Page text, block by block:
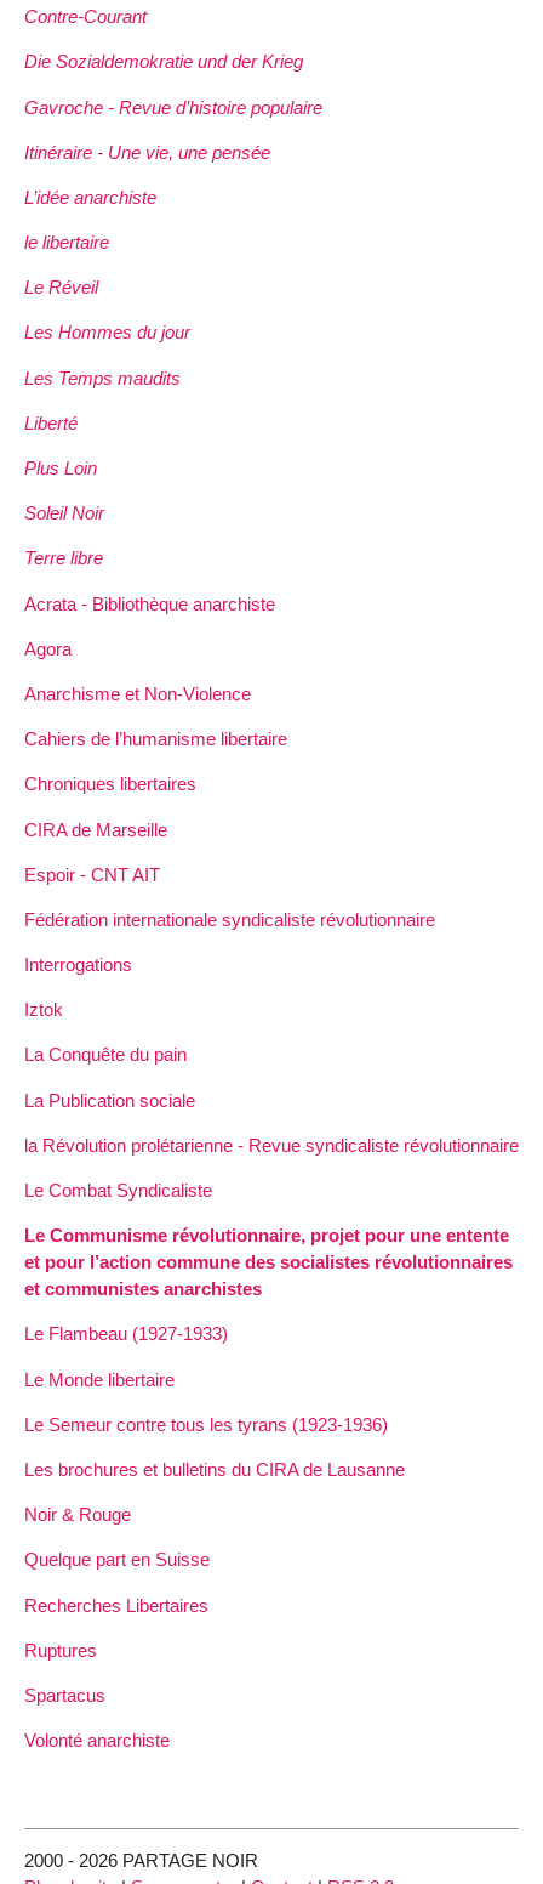
Contre-Courant
Die Sozialdemokratie und der Krieg
Gavroche - Revue d’histoire populaire
Itinéraire - Une vie, une pensée
L’idée anarchiste
le libertaire
Le Réveil
Les Hommes du jour
Les Temps maudits
Liberté
Plus Loin
Soleil Noir
Terre libre
Acrata - Bibliothèque anarchiste
Agora
Anarchisme et Non-Violence
Cahiers de l’humanisme libertaire
Chroniques libertaires
CIRA de Marseille
Espoir - CNT AIT
Fédération internationale syndicaliste révolutionnaire
Interrogations
Iztok
La Conquête du pain
La Publication sociale
la Révolution prolétarienne - Revue syndicaliste révolutionnaire
Le Combat Syndicaliste
Le Communisme révolutionnaire, projet pour une entente
et pour l’action commune des socialistes révolutionnaires
et communistes anarchistes
Le Flambeau (1927-1933)
Le Monde libertaire
Le Semeur contre tous les tyrans (1923-1936)
Les brochures et bulletins du CIRA de Lausanne
Noir & Rouge
Quelque part en Suisse
Recherches Libertaires
Ruptures
Spartacus
Volonté anarchiste
2000 - 2026 PARTAGE NOIR